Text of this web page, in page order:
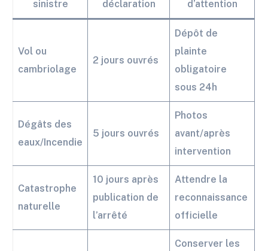
sinistre déclaration d’attention
Vol ou
cambriolage
2 jours ouvrés
Dépôt de
plainte
obligatoire
sous 24h
Dégâts des
eaux/Incendie
5 jours ouvrés
Photos
avant/après
intervention
Catastrophe
naturelle
10 jours après
publication de
l’arrêté
Attendre la
reconnaissance
officielle
Conserver les